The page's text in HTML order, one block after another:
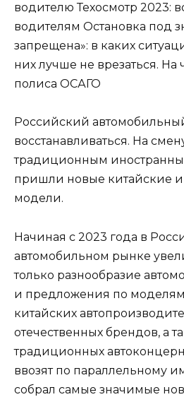
водителю Техосмотр 2023:
водителям Остановка под
запрещена»: в каких
них лучше не врезаться. На
полиса ОСАГО
Российский
восстанавливаться. На
традиционным
пришли новые китайские
модели.
Начиная с 2023 года в
автомобильном рынке
только разнообразие
и предложения по моделям
китайских
отечественных брендов, а
традиционных
ввозят по параллельному
собрал самые значимые